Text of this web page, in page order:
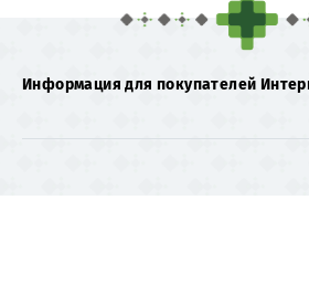
Информация для покупателей